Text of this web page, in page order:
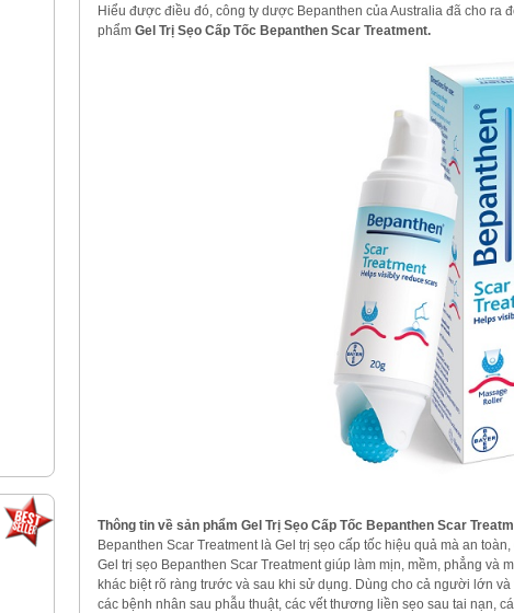
Hiểu được điều đó, công ty dược Bepanthen của Australia đã cho ra
phẩm Gel Trị Sẹo Cấp Tốc Bepanthen Scar Treatment.
Thông tin về sản phẩm Gel Trị Sẹo Cấp Tốc Bepanthen Scar
Bepanthen Scar Treatment là Gel trị sẹo cấp tốc hiệu quả mà an
Gel trị sẹo Bepanthen Scar Treatment giúp làm mịn, mềm, phẳng và
khác biệt rõ ràng trước và sau khi sử dụng. Dùng cho cả người lớn
các bệnh nhân sau phẫu thuật, các vết thương liền sẹo sau tai nạn,